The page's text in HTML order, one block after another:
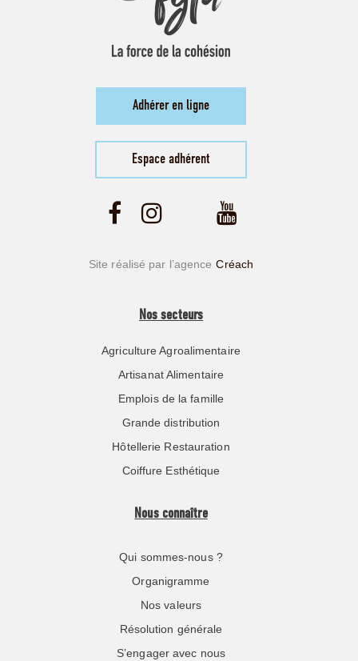
Adhérer en ligne
Espace adhérent
Site réalisé par l’agence Créach
Nos secteurs
Agriculture Agroalimentaire
Artisanat Alimentaire
Emplois de la famille
Grande distribution
Hôtellerie Restauration
Coiffure Esthétique
Nous connaître
Qui sommes-nous ?
Organigramme
Nos valeurs
Résolution générale
S’engager avec nous